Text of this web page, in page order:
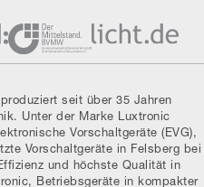
seit über 35 Jahren
Unter der Marke Luxtronic
Vorschaltgeräte (EVG),
Vorschaltgeräte in Felsberg bei
und höchste Qualität in
Betriebsgeräte in kompakter